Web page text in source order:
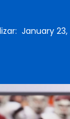
:January